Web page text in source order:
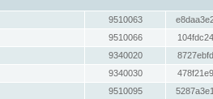
9510063
9510066
9340020
9340030
9510095